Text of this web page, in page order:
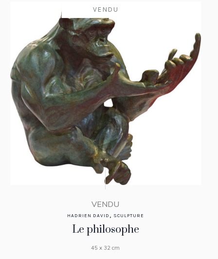
VENDU
VENDU
HADRIEN DAVID , SCULPTURE
Le philosophe
45 x 32 cm